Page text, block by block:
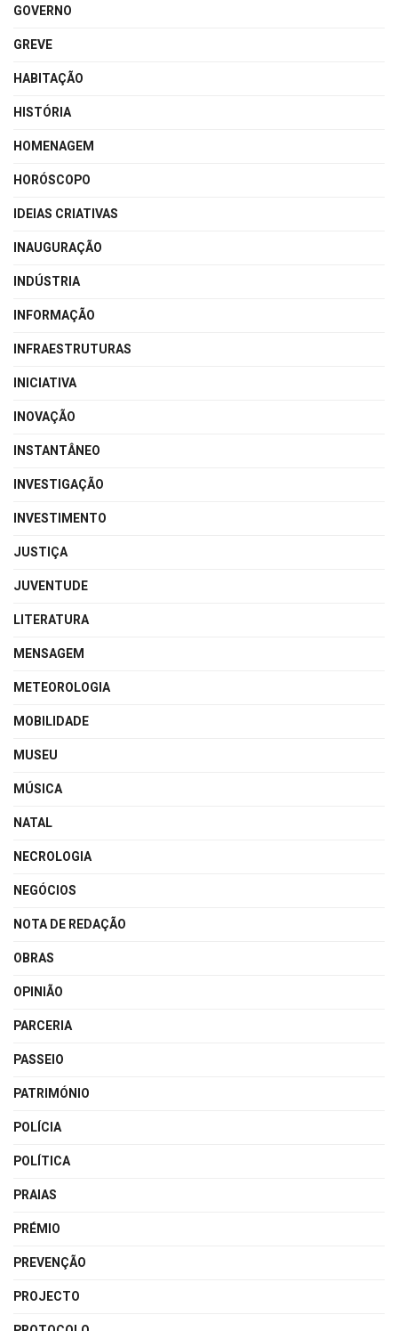
GOVERNO
GREVE
HABITAÇÃO
HISTÓRIA
HOMENAGEM
HORÓSCOPO
IDEIAS CRIATIVAS
INAUGURAÇÃO
INDÚSTRIA
INFORMAÇÃO
INFRAESTRUTURAS
INICIATIVA
INOVAÇÃO
INSTANTÂNEO
INVESTIGAÇÃO
INVESTIMENTO
JUSTIÇA
JUVENTUDE
LITERATURA
MENSAGEM
METEOROLOGIA
MOBILIDADE
MUSEU
MÚSICA
NATAL
NECROLOGIA
NEGÓCIOS
NOTA DE REDAÇÃO
OBRAS
OPINIÃO
PARCERIA
PASSEIO
PATRIMÓNIO
POLÍCIA
POLÍTICA
PRAIAS
PRÉMIO
PREVENÇÃO
PROJECTO